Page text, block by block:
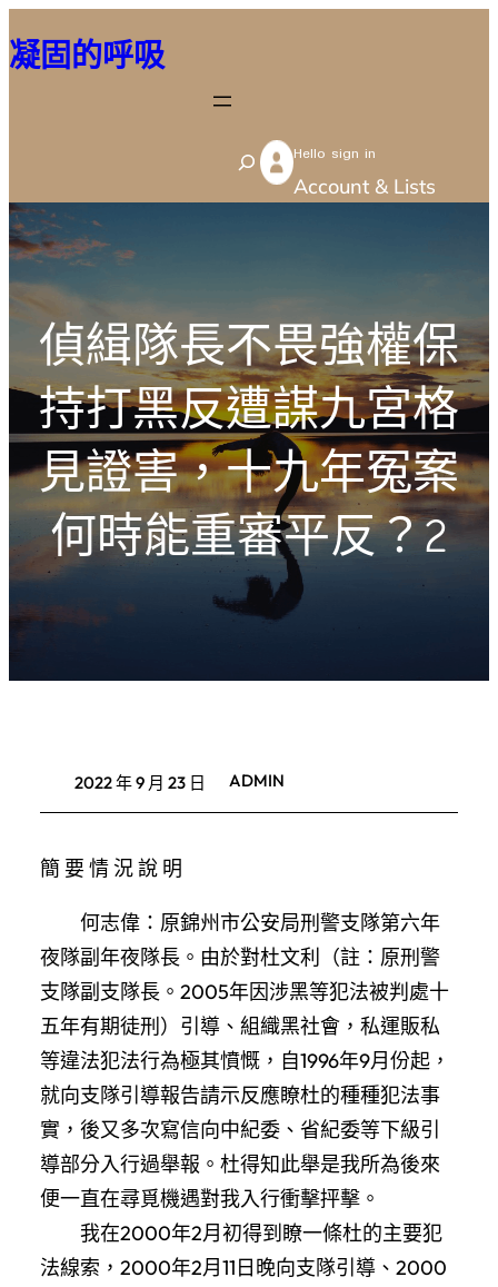
至
容
凝固的呼吸
S
e
h
Hello sign in
Account & Lists
偵緝隊長不畏強權保
持打黑反遭謀九宮格
見證害，十九年冤案
何時能重審平反？2
2022 年 9 月 23 日 ADMIN
簡 要 情 況 說 明
何志偉：原錦州市公安局刑警支隊第六年
夜隊副年夜隊長。由於對杜文利（註：原刑警
支隊副支隊長。2005年因涉黑等犯法被判處十
五年有期徒刑）引導、組織黑社會，私運販私
等違法犯法行為極其憤慨，自1996年9月份起，
就向支隊引導報告請示反應瞭杜的種種犯法事
實，後又多次寫信向中紀委、省紀委等下級引
導部分入行過舉報。杜得知此舉是我所為後來
便一直在尋覓機遇對我入行衝擊抨擊。
我在2000年2月初得到瞭一條杜的主要犯
法線索，2000年2月11日晚向支隊引導、2000